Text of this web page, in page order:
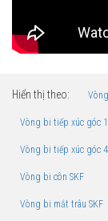
Hiển thị theo:
Vòng bi tiếp xúc góc
Vòng bi tiếp xúc góc 4
Vòng bi côn SKF
Vòng bi mắt trâu SKF